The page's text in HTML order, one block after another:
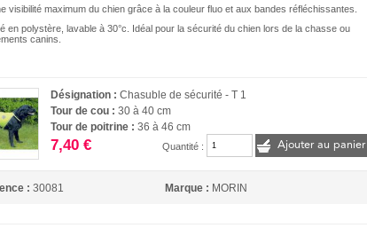
visibilité maximum du chien grâce à la couleur fluo et aux bandes réfléchissantes.
en polystère, lavable à 30°c. Idéal pour la sécurité du chien lors de la chasse ou
canins.
Désignation :Chasuble de sécurité - T 1
Tour de cou :30 à 40 cm
Tour de poitrine :36 à 46 cm
7,40 € Quantité : Ajouter au panier
: 30081 Marque : MORIN